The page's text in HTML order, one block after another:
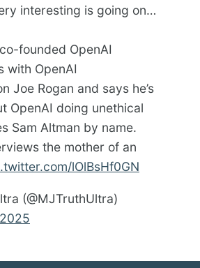
interesting is going on…
founded OpenAI
with OpenAI
Joe Rogan and says he’s
OpenAI doing unethical
Sam Altman by name.
the mother of an
lOlBsHf0GN
(@MJTruthUltra)